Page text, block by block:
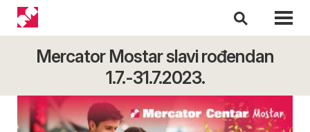
Mercator Mostar slavi rođendan
1.7.-31.7.2023.